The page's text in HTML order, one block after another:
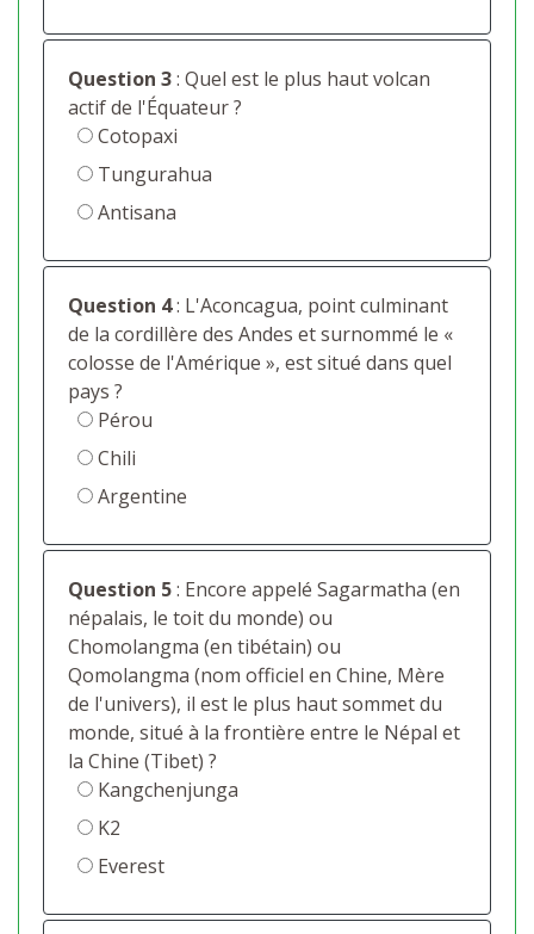
Question 3: Quel est le plus haut volcan
actif de l'Équateur ?
Cotopaxi
Tungurahua
Antisana
Question 4: L'Aconcagua, point culminant
de la cordillère des Andes et surnommé le «
colosse de l'Amérique », est situé dans quel
pays ?
Pérou
Chili
Argentine
Question 5: Encore appelé Sagarmatha (en
népalais, le toit du monde) ou
Chomolangma (en tibétain) ou
Qomolangma (nom officiel en Chine, Mère
de l'univers), il est le plus haut sommet du
monde, situé à la frontière entre le Népal et
la Chine (Tibet) ?
Kangchenjunga
K2
Everest